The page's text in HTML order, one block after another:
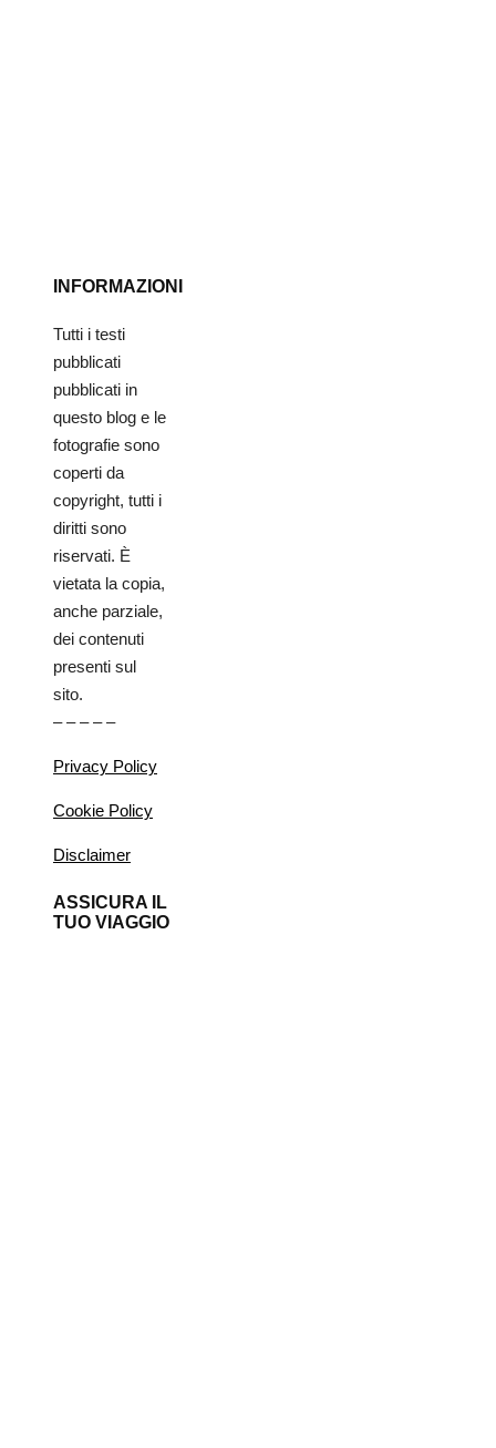
INFORMAZIONI
Tutti i testi
pubblicati
pubblicati in
questo blog e le
fotografie sono
coperti da
copyright, tutti i
diritti sono
riservati. È
vietata la copia,
anche parziale,
dei contenuti
presenti sul
sito.
– – – – –
Privacy Policy
Cookie Policy
Disclaimer
ASSICURA IL
TUO VIAGGIO